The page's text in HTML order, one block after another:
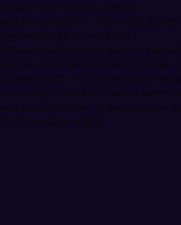
Yüksek Kuleli Hoparlör Sistemi
etkinlik-ekipmanlari · Ses ve Işık Sistemi
Fiyat aralığı: ₺2.500 – ₺7.000
Yüksek Kuleli Hoparlör Sistemi,
için ses ve ışık sistemi kiralama olarak
Fiyatlar ₺2.500 – ₺7.000 aralığında
Uzun boylu kuleli PA hoparlör sistemi
açık hava etkinlikleri ve konserler için
Profili incele ve teklif al